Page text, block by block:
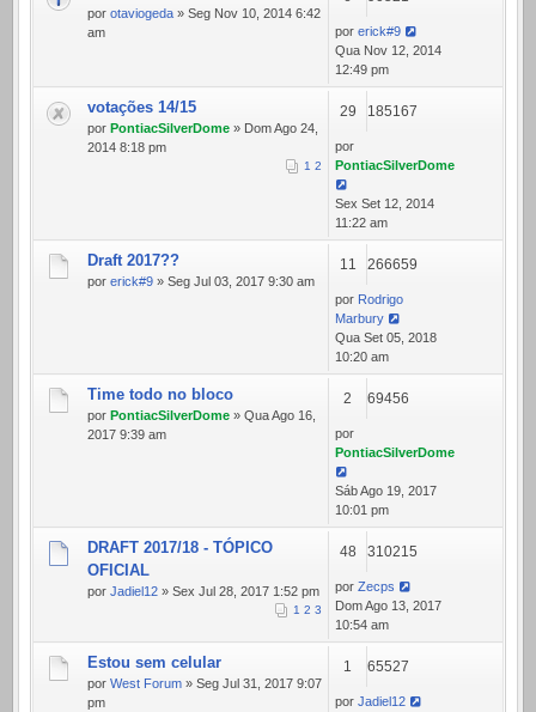
por otaviogeda » Seg Nov 10, 2014 6:42
am
por erick#9
Qua Nov 12, 2014
12:49 pm
votações 14/15
por PontiacSilverDome » Dom Ago 24,
2014 8:18 pm
1 2
29 185167
por
PontiacSilverDome
Sex Set 12, 2014
11:22 am
Draft 2017??
por erick#9 » Seg Jul 03, 2017 9:30 am
11 266659
por Rodrigo
Marbury
Qua Set 05, 2018
10:20 am
Time todo no bloco
por PontiacSilverDome » Qua Ago 16,
2017 9:39 am
2 69456
por
PontiacSilverDome
Sáb Ago 19, 2017
10:01 pm
DRAFT 2017/18 - TÓPICO
OFICIAL
por Jadiel12 » Sex Jul 28, 2017 1:52 pm
1 2 3
48 310215
por Zecps
Dom Ago 13, 2017
10:54 am
Estou sem celular
por West Forum » Seg Jul 31, 2017 9:07
pm
1 65527
por Jadiel12